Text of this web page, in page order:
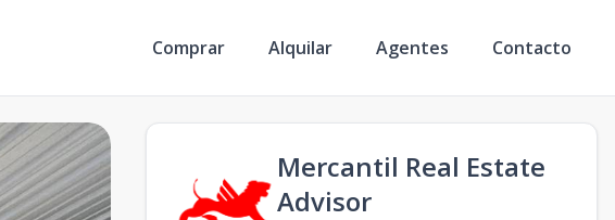
Comprar Alquilar Agentes Contacto
Mercantil Real Estate
Advisor